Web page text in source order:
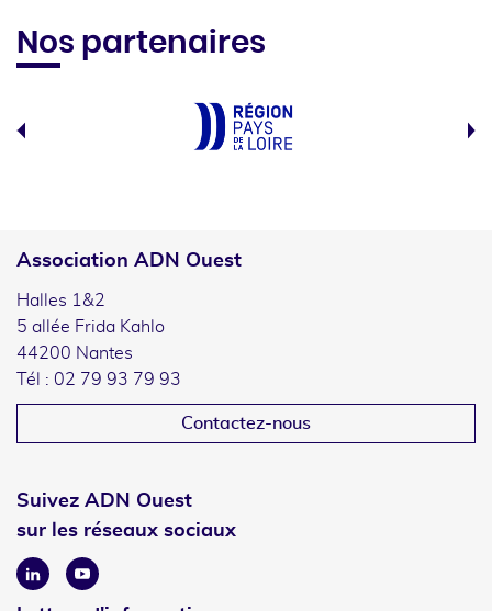
Nos partenaires
Association ADN Ouest
Halles 1&2
5 allée Frida Kahlo
44200 Nantes
Tél : 02 79 93 79 93
Contactez-nous
Suivez ADN Ouest
sur les réseaux sociaux
LinkedinYoutube